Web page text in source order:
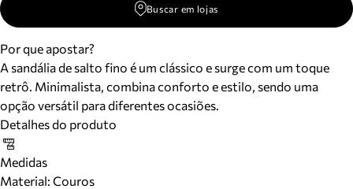
Buscar em lojas
Por que apostar?
A sandália de salto fino é um clássico e surge com um toque
retrô. Minimalista, combina conforto e estilo, sendo uma
opção versátil para diferentes ocasiões.
Detalhes do produto
Medidas
Material: Couros